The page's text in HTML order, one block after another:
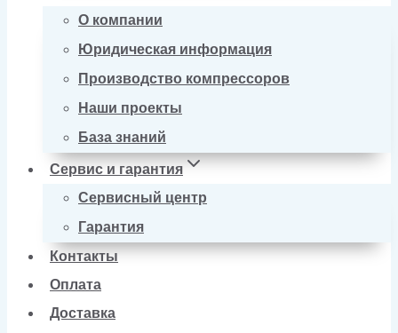
О компании
Юридическая информация
Производство компрессоров
Наши проекты
База знаний
Сервис и гарантия
Сервисный центр
Гарантия
Контакты
Оплата
Доставка